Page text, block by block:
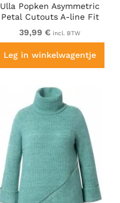
Ulla Popken Asymmetric
Petal Cutouts A-line Fit
Stretch Knit Top Black
39,99 € incl. BTW
Leg in winkelwagentje